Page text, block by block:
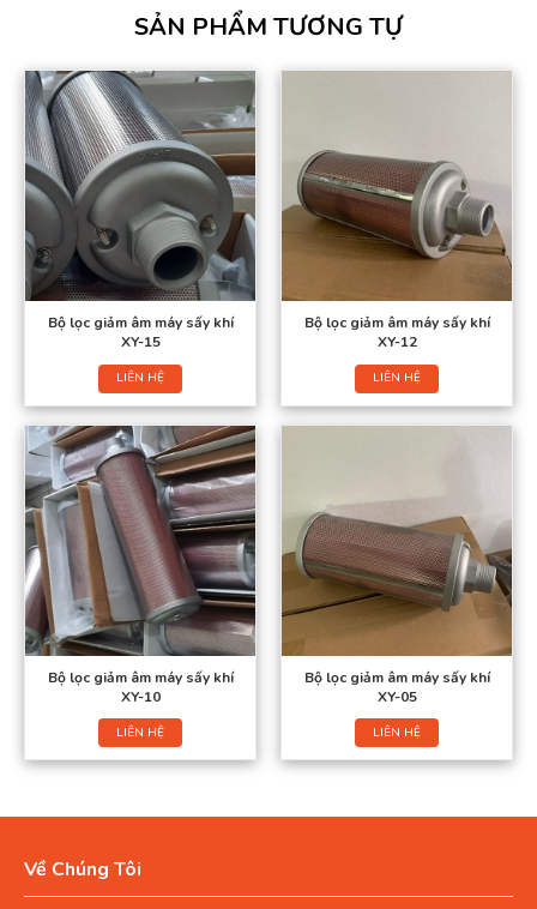
SẢN PHẨM TƯƠNG TỰ
Bộ lọc giảm âm máy sấy khí
XY-15
LIÊN HỆ
Bộ lọc giảm âm máy sấy khí
XY-12
LIÊN HỆ
Bộ lọc giảm âm máy sấy khí
XY-10
LIÊN HỆ
Bộ lọc giảm âm máy sấy khí
XY-05
LIÊN HỆ
Về Chúng Tôi